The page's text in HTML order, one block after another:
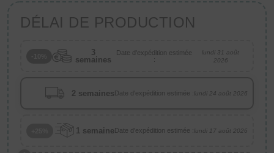
DÉLAI DE PRODUCTION
3
semaines
Date d'expédition estimée
:
lundi 31 août
2026
2 semaines Date d'expédition estimée :lundi 24 août 2026
1 semaine Date d'expédition estimée :lundi 17 août 2026